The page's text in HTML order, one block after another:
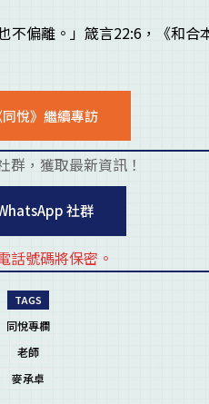
偏離。」箴言22:6，《和合
悅》繼續專訪
群，獲取最新資訊！
社群
話號碼將保密。
TAGS
同悅專欄
老師
麥承卓